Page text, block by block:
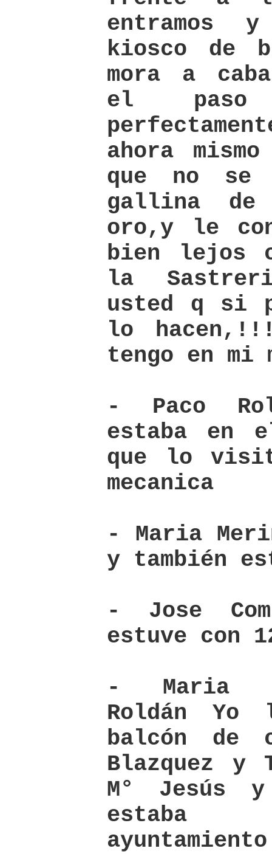
kiosco de
mora a
el paso
ahora
que no se
gallina de
oro,y le
bien lejos
la
usted q si
lo
tengo en mi
- Paco
estaba en
que lo
mecanica
- Maria
y también
- Jose
estuve con
- Maria
Roldán
balcón de
Blazquez y
M° Jesús